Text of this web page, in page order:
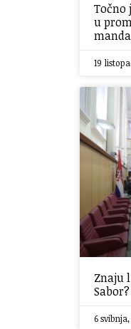
Točno
u
19
Znaju
Sabor?
6 svibnja,